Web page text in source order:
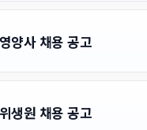
양사 채용 공고
생원 채용 공고